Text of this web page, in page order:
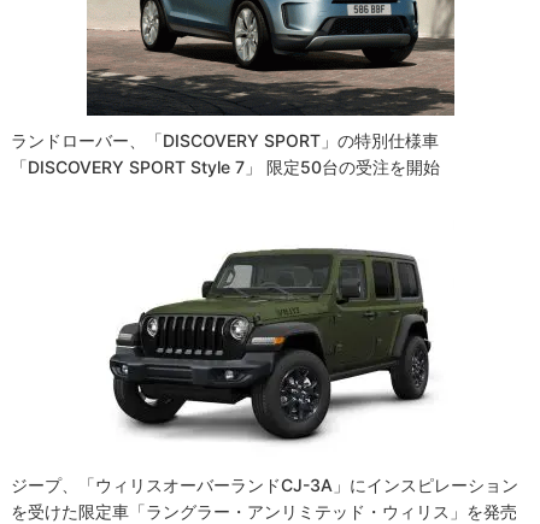
ランドローバー、「DISCOVERY SPORT」の特別仕様車
「DISCOVERY SPORT Style 7」 限定50台の受注を開始
ジープ、「ウィリスオーバーランドCJ-3A」にインスピレーション
を受けた限定車「ラングラー・アンリミテッド・ウィリス」を発売